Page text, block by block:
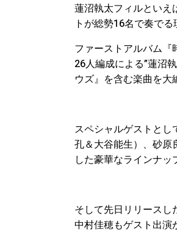
蓮沼執太フィルといえ
トが総勢16名で奏で
ファーストアルバム
26人編成による”蓮沼
ウズ』を含む楽曲を大
スペシャルゲストとし
孔＆大谷能生）、砂
した豪華なラインナッ
そして先日リリースし
中村佳穂もゲスト出演